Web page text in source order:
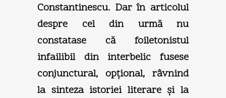
Constantinescu. Dar în articolul
despre cel din urmă nu
constatase că foiletonistul
infailibil din interbelic fusese
conjunctural, opţional, râvnind
la sinteza istoriei literare şi la